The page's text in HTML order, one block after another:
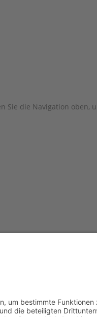
Sie die Navigation oben,